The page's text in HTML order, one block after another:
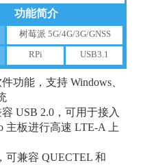
功能简介
树莓派 5G/4G/3G/GNSS
RPi USB3.1
功能，支持 Windows、
USB 2.0，可用于接入
主板进行高速 LTE-A 上
可兼容 QUECTEL 和